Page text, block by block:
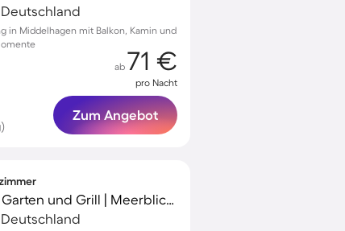
in Middelhagen mit Balkon, Kamin und
ab 71 €
pro Nacht
Zum Angebot
Ferienhaus mit Terrasse, Garten und Grill | Meerblick | Hunde erlaubt